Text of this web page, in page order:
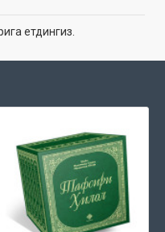
етдингиз.